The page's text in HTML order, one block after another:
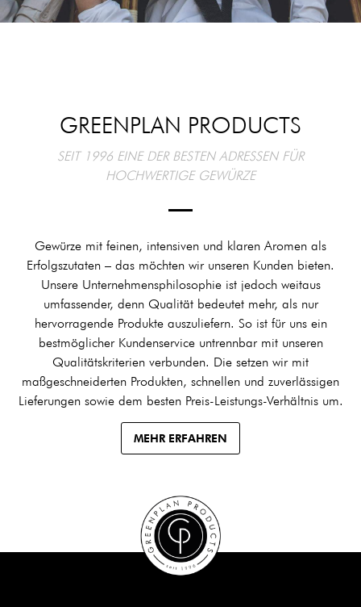
GREENPLAN PRODUCTS
SEIT 1996 EINE DER BESTEN ADRESSEN FÜR
HOCHWERTIGE GEWÜRZE
Gewürze mit feinen, intensiven und klaren Aromen als
Erfolgszutaten – das möchten wir unseren Kunden bieten.
Unsere Unternehmensphilosophie ist jedoch weitaus
umfassender, denn Qualität bedeutet mehr, als nur
hervorragende Produkte auszuliefern. So ist für uns ein
bestmöglicher Kundenservice untrennbar mit unseren
Qualitätskriterien verbunden. Die setzen wir mit
maßgeschneiderten Produkten, schnellen und zuverlässigen
Lieferungen sowie dem besten Preis-Leistungs-Verhältnis um.
MEHR ERFAHREN